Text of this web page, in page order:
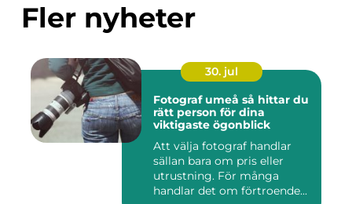
Fler nyheter
30. jul
Fotograf umeå så hittar du
rätt person för dina
viktigaste ögonblick
Att välja fotograf handlar
sällan bara om pris eller
utrustning. För många
handlar det om förtroende...